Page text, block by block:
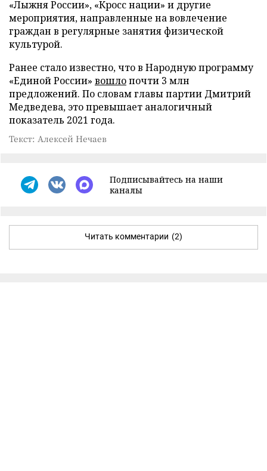
«Лыжня России», «Кросс нации» и другие
мероприятия, направленные на вовлечение
граждан в регулярные занятия физической
культурой.
Ранее стало известно, что в Народную программу
«Единой России» вошлопочти 3 млн
предложений. По словам главы партии Дмитрий
Медведева, это превышает аналогичный
показатель 2021 года.
Текст: Алексей Нечаев
Подписывайтесь на наши
каналы
Читать комментарии (2)